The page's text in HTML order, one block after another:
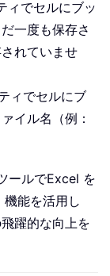
ィでセルにブッ
一度も保存さ
れていませ
ィでセルにブ
イル名（例：
ールでExcel を
能を活用し
躍的な向上を